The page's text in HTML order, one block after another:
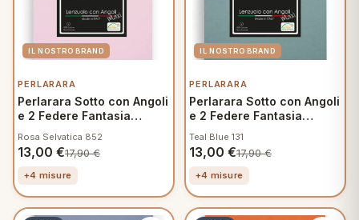
e Pigiami
PERLARARA
Perlarara Sotto con Angoli
e 2 Federe Fantasia
Rosa Selvatica 852
13,00 €17,90€
+4 misure
PERLARARA
Perlarara Sotto con Angoli
e 2 Federe Fantasia
Teal Blue 131
13,00 €17,90€
+4 misure